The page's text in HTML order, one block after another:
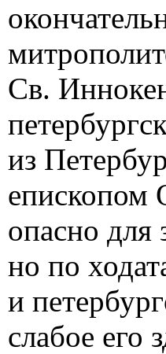
Св.
из
епископом
опасно для
но по
и
слабое его